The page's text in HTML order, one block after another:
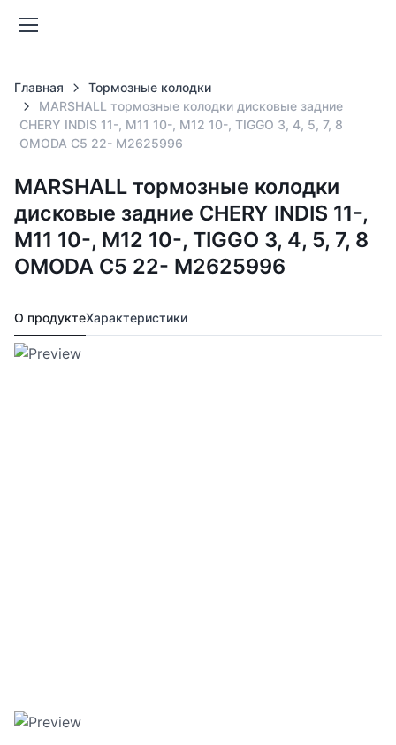
Главная
Тормозные колодки
MARSHALL тормозные колодки дисковые задние
CHERY INDIS 11-, M11 10-, M12 10-, TIGGO 3, 4, 5, 7, 8
OMODA C5 22- M2625996
MARSHALL тормозные колодки
дисковые задние CHERY INDIS 11-,
M11 10-, M12 10-, TIGGO 3, 4, 5, 7, 8
OMODA C5 22- M2625996
О продуктеХарактеристики